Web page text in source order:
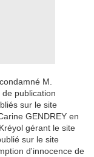
M.
publication
sur le site
GENDREY en
gérant le site
sur le site
d'innocence de